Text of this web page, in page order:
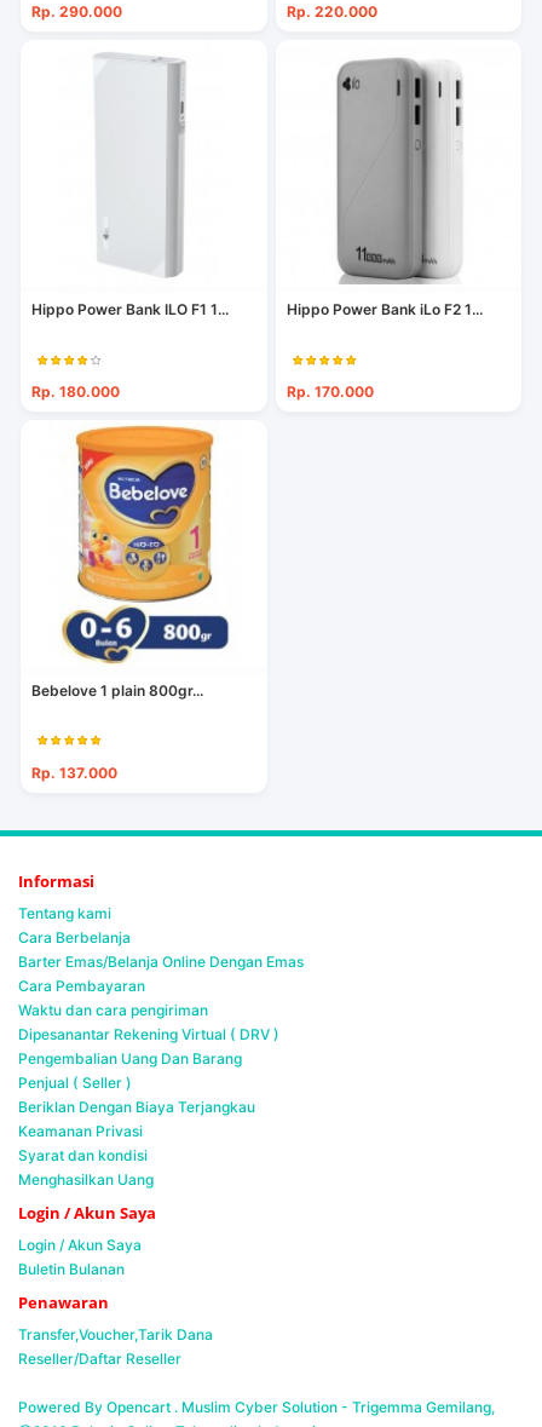
Rp. 290.000 Rp. 220.000
Hippo Power Bank ILO F1 1...
Rp. 180.000
Hippo Power Bank iLo F2 1...
Rp. 170.000
Bebelove 1 plain 800gr...
Rp. 137.000
Informasi
Tentang kami
Cara Berbelanja
Barter Emas/Belanja Online Dengan Emas
Cara Pembayaran
Waktu dan cara pengiriman
Dipesanantar Rekening Virtual ( DRV )
Pengembalian Uang Dan Barang
Penjual ( Seller )
Beriklan Dengan Biaya Terjangkau
Keamanan Privasi
Syarat dan kondisi
Menghasilkan Uang
Login / Akun Saya
Login / Akun Saya
Buletin Bulanan
Penawaran
Transfer,Voucher,Tarik Dana
Reseller/Daftar Reseller
Powered By Opencart . Muslim Cyber Solution - Trigemma Gemilang,